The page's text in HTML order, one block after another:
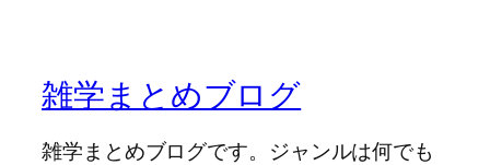
雑学まとめブログ
雑学まとめブログです。ジャンルは何でも